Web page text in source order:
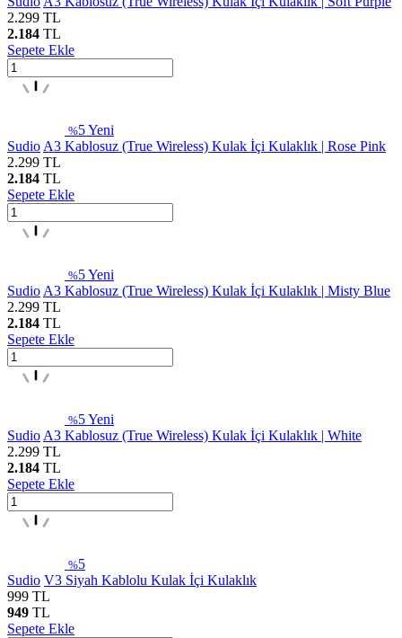
2.299 TL
2.184 TL
Sepete Ekle
%5Yeni
Sudio A3 Kablosuz (True Wireless) Kulak İçi Kulaklık | Rose Pink
2.299 TL
2.184 TL
Sepete Ekle
%5Yeni
Sudio A3 Kablosuz (True Wireless) Kulak İçi Kulaklık | Misty Blue
2.299 TL
2.184 TL
Sepete Ekle
%5Yeni
Sudio A3 Kablosuz (True Wireless) Kulak İçi Kulaklık | White
2.299 TL
2.184 TL
Sepete Ekle
%5
Sudio V3 Siyah Kablolu Kulak İçi Kulaklık
999 TL
949 TL
Sepete Ekle